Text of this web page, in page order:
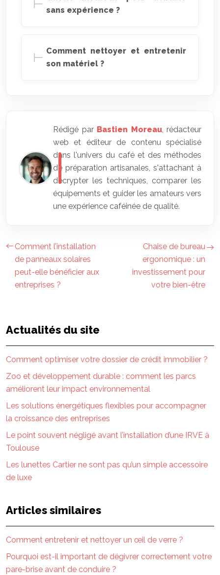
sans expérience ?
Comment nettoyer et entretenir
son matériel ?
Rédigé par Bastien Moreau, rédacteur
web et éditeur de contenu spécialisé
dans l'univers du café et des méthodes
de préparation artisanales, s'attachant à
décrypter les techniques, comparer les
équipements et guider les amateurs vers
une expérience caféinée de qualité.
Comment l’installation
de panneaux solaires
peut-elle bénéficier aux
entreprises ?
Chaise de bureau
ergonomique : un
investissement pour
votre bien-être
Actualités du site
Comment optimiser votre dossier de crédit immobilier ?
Zoo et développement durable : comment les parcs
améliorent leur impact environnemental
Les solutions énergétiques flexibles pour accompagner
la croissance des entreprises
Le point souvent négligé avant l’installation d’une IRVE à
Toulouse
Les lunettes Cartier ne sont pas qu’un simple accessoire
de luxe
Articles similaires
Comment entretenir et nettoyer un œil de verre ?
Pourquoi est-il important de dégivrer correctement votre
pare-brise avant de conduire ?